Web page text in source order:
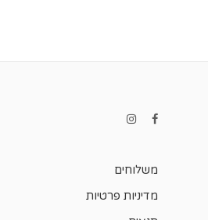
משלוחים
מדיניות פרטיות